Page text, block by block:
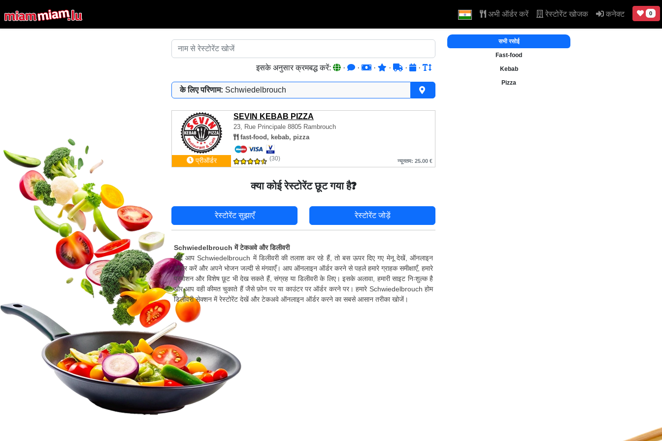
अभी ऑर्डर करें रेस्टोरेंट खोजक कनेक्ट 0
इसके अनुसार क्रमबद्ध करें: · · · · · ·
के लिए परिणाम: Schwiedelbrouch
SEVIN KEBAB PIZZA
23, Rue Principale 8805 Rambrouch
fast-food, kebab, pizza
प्रीऑर्डर (30) न्यूनतम: 25.00 €
सभी रसोई
Fast-food
Kebab
Pizza
क्या कोई रेस्टोरेंट छूट गया है?
रेस्टोरेंट सुझाएँ रेस्टोरेंट जोड़ें
Schwiedelbrouch में टेकअवे और डिलीवरी
यदि आप Schwiedelbrouch में डिलीवरी की तलाश कर रहे हैं, तो बस ऊपर दिए गए मेनू देखें, ऑनलाइन
ऑर्डर करें और अपने भोजन जल्दी से मंगवाएँ। आप ऑनलाइन ऑर्डर करने से पहले हमारे ग्राहक समीक्षाएँ, हमारे
प्रमोशन और विशेष छूट भी देख सकते हैं, संग्रह या डिलीवरी के लिए। इसके अलावा, हमारी साइट निःशुल्क है
और आप वही कीमत चुकाते हैं जैसे फ़ोन पर या काउंटर पर ऑर्डर करने पर। हमारे Schwiedelbrouch होम
डिलीवरी सेक्शन में रेस्टोरेंट देखें और टेकअवे ऑनलाइन ऑर्डर करने का सबसे आसान तरीका खोजें।